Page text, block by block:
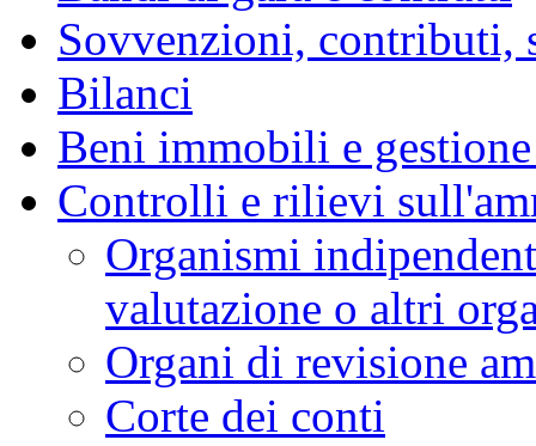
Sovvenzioni, contributi,
Bilanci
Beni immobili e
Controlli e rilievi
Organismi
valutazione o altri
Organi di revisione
Corte dei conti